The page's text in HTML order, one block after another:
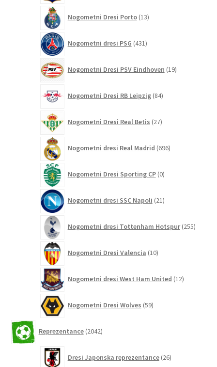
Nogometni Dresi Porto 13izdelkov
Nogometni dresi PSG 431izdelkov
Nogometni Dresi PSV Eindhoven 19izdelkov
Nogometni Dresi RB Leipzig 84izdelkov
Nogometni Dresi Real Betis 27izdelkov
Nogometni dresi Real Madrid 696izdelkov
Nogometni Dresi Sporting CP 0izdelkov
Nogometni dresi SSC Napoli 21izdelkov
Nogometni dresi Tottenham Hotspur 255
Nogometni Dresi Valencia 10izdelkov
Nogometni dresi West Ham United 12izdelkov
Nogometni Dresi Wolves 59izdelkov
Reprezentance 2042izdelkov
Dresi Japonska reprezentance 26izdelkov